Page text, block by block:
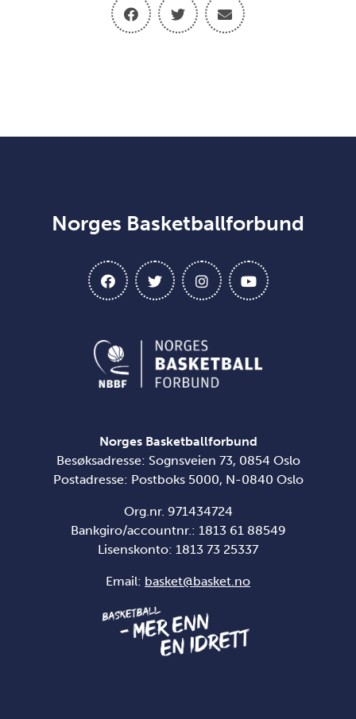
Norges Basketballforbund
Norges Basketballforbund
Besøksadresse: Sognsveien 73, 0854 Oslo
Postadresse: Postboks 5000, N-0840 Oslo
Org.nr. 971434724
Bankgiro/accountnr.: 1813 61 88549
Lisenskonto: 1813 73 25337
Email: basket@basket.no